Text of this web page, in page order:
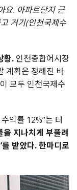
요. 아파트단지 근
거기(인천국제수
황. 인천종합어시장
계획은 정해진 바
모두 인천국제수
익률 12%”는 터
지나치게 부풀려
받았다. 한마디로